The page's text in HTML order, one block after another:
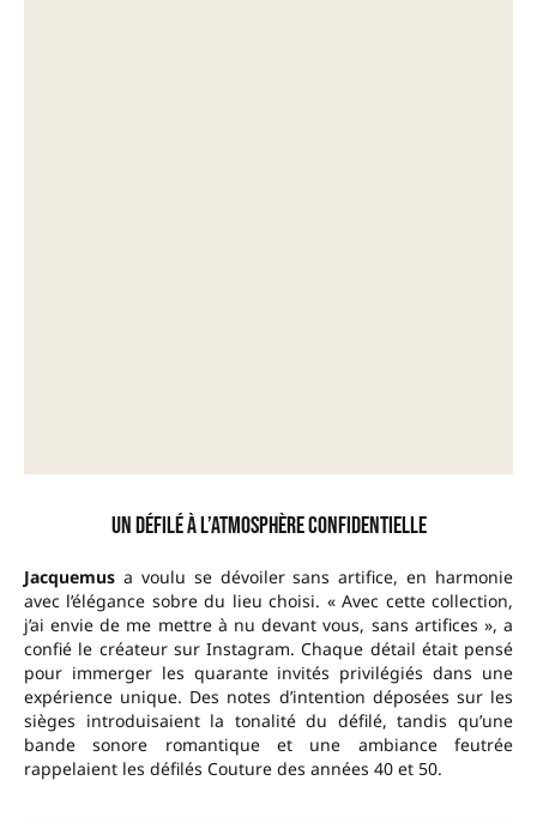
Un défilé à l’atmosphère confidentielle
Jacquemus a voulu se dévoiler sans artifice, en harmonie
avec l’élégance sobre du lieu choisi. « Avec cette collection,
j’ai envie de me mettre à nu devant vous, sans artifices », a
confié le créateur sur Instagram. Chaque détail était pensé
pour immerger les quarante invités privilégiés dans une
expérience unique. Des notes d’intention déposées sur les
sièges introduisaient la tonalité du défilé, tandis qu’une
bande sonore romantique et une ambiance feutrée
rappelaient les défilés Couture des années 40 et 50.